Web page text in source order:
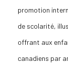
promotion
de scolarité,
offrant aux
canadiens par